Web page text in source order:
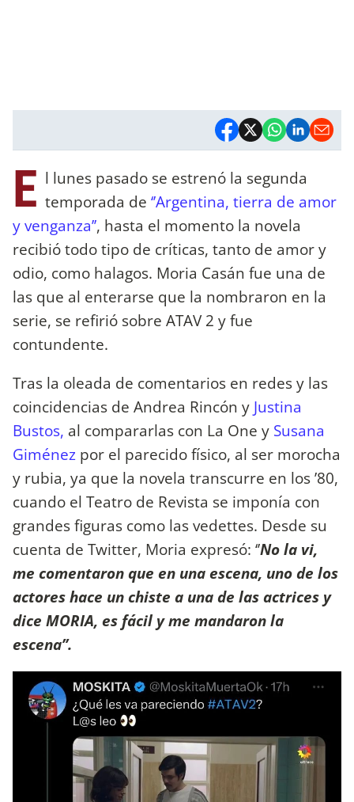
E l lunes pasado se estrenó la segunda
temporada de ‘’Argentina, tierra de amor
y venganza’’, hasta el momento la novela
recibió todo tipo de críticas, tanto de amor y
odio, como halagos. Moria Casán fue una de
las que al enterarse que la nombraron en la
serie, se refirió sobre ATAV 2 y fue
contundente.
Tras la oleada de comentarios en redes y las
coincidencias de Andrea Rincón y Justina
Bustos, al compararlas con La One y Susana
Giménez por el parecido físico, al ser morocha
y rubia, ya que la novela transcurre en los ’80,
cuando el Teatro de Revista se imponía con
grandes figuras como las vedettes. Desde su
cuenta de Twitter, Moria expresó: ‘’No la vi,
me comentaron que en una escena, uno de los
actores hace un chiste a una de las actrices y
dice MORIA, es fácil y me mandaron la
escena’’.